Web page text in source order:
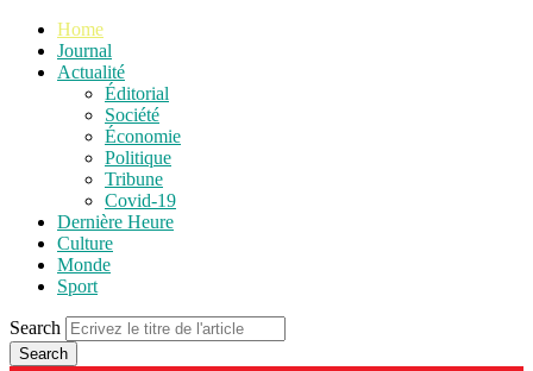
Home
Journal
Actualité
Éditorial
Société
Économie
Politique
Tribune
Covid-19
Dernière Heure
Culture
Monde
Sport
Search